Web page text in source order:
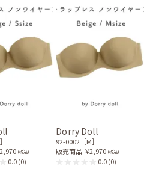
フラワーのヘアかんざし
(ゴールド)
81-0144
：A75)
た。 スカートの裾が斜めで、動きが
(税込)
0.0(0)
Dorry Doll
92-0002［M］
販売商品 ￥2,970 (税込)
0.0(0)